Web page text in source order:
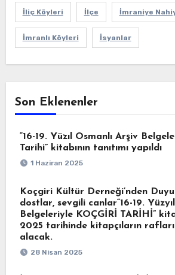
İliç Köyleri İlçe İmraniye
İmranlı Köyleri İsyanlar
Son Eklenenler
“16-19. Yüzıl Osmanlı Arşiv
Tarihi” kitabının tanıtımı yapıldı
1 Haziran 2025
Koçgiri Kültür Derneği’nden
dostlar, sevgili canlar“16-19.
Belgeleriyle KOÇGİRİ TARİHİ”
2025 tarihinde kitapçıların
alacak.
28 Nisan 2025